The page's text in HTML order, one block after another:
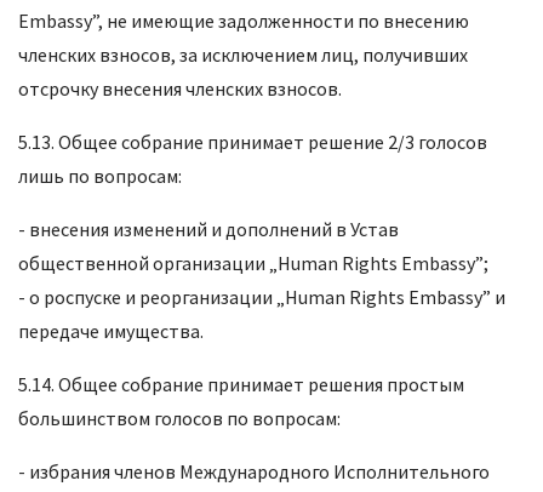
Embassy”, не имеющие задолженности по внесению
членских взносов, за исключением лиц, получивших
отсрочку внесения членских взносов.
5.13. Общее собрание принимает решение 2/3 голосов
лишь по вопросам:
- внесения изменений и дополнений в Устав
общественной организации „Human Rights Embassy”;
- о роспуске и реорганизации „Human Rights Embassy” и
передаче имущества.
5.14. Общее собрание принимает решения простым
большинством голосов по вопросам:
- избрания членов Международного Исполнительного